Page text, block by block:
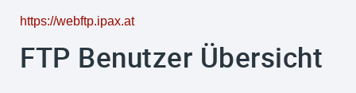
https://webftp.ipax.at
FTP Benutzer Übersicht